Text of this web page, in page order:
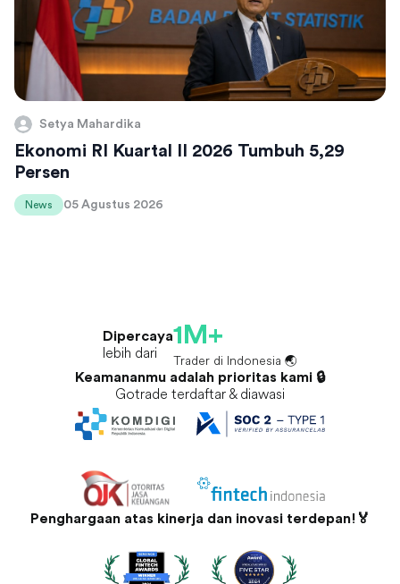
Setya Mahardika
Ekonomi RI Kuartal II 2026 Tumbuh 5,29
Persen
News 05 Agustus 2026
Dipercaya
lebih dari
1M+
Trader di Indonesia 🌏
Keamananmu adalah prioritas kami 🔒
Gotrade terdaftar & diawasi
Penghargaan atas kinerja dan inovasi terdepan!🏅